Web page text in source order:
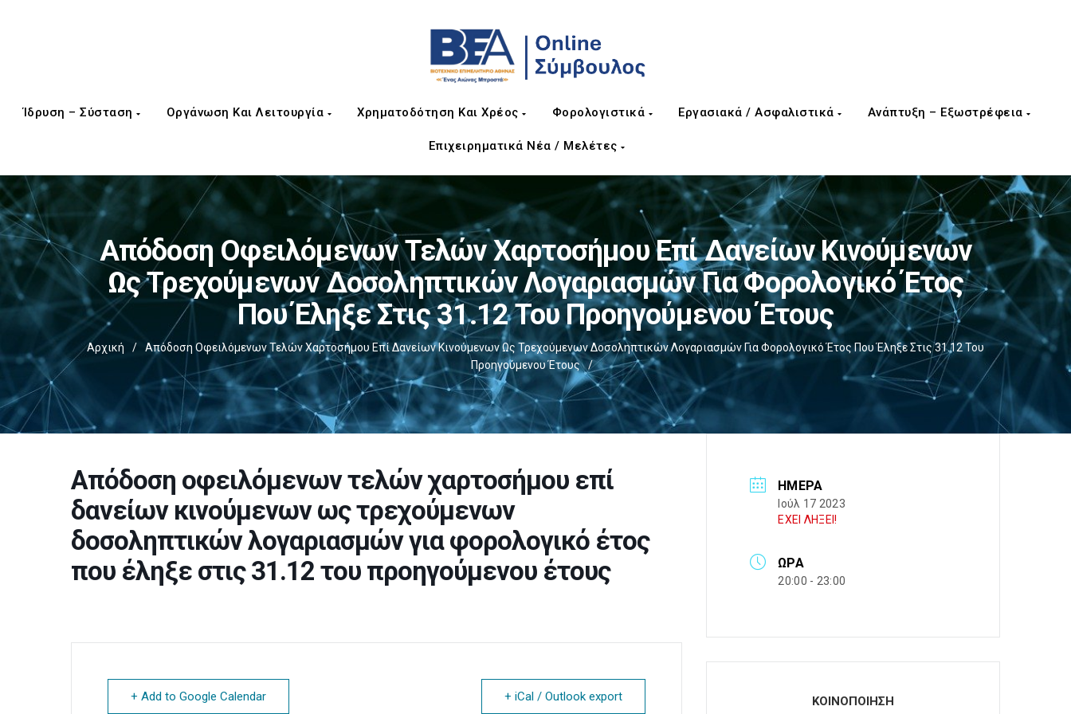
Ίδρυση – Σύσταση Οργάνωση Και Λειτουργία Χρηματοδότηση Και Χρέος Φορολογιστικά Εργασιακά / Ασφαλιστικά Ανάπτυξη – Εξωστρέφεια
Επιχειρηματικά Νέα / Μελέτες
Απόδοση Οφειλόμενων Τελών Χαρτοσήμου Επί Δανείων Κινούμενων
Ως Τρεχούμενων Δοσοληπτικών Λογαριασμών Για Φορολογικό Έτος
Που Έληξε Στις 31.12 Του Προηγούμενου Έτους
Αρχική /
Απόδοση Οφειλόμενων Τελών Χαρτοσήμου Επί Δανείων Κινούμενων Ως Τρεχούμενων Δοσοληπτικών Λογαριασμών Για Φορολογικό Έτος Που Έληξε Στις 31.12 Του
Προηγούμενου Έτους
/
Απόδοση οφειλόμενων τελών χαρτοσήμου επί
δανείων κινούμενων ως τρεχούμενων
δοσοληπτικών λογαριασμών για φορολογικό έτος
που έληξε στις 31.12 του προηγούμενου έτους
+ Add to Google Calendar + iCal / Outlook export
ΗΜΈΡΑ
Ιούλ 17 2023
ΕΧΕΙ ΛΗΞΕΙ!
ΏΡΑ
20:00 - 23:00
ΚΟΙΝΟΠΟΙΗΣΗ